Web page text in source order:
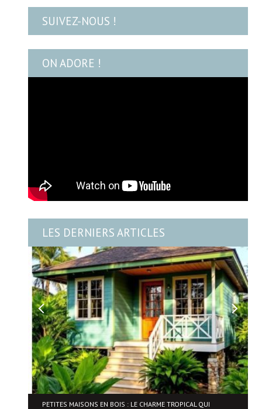
SUIVEZ-NOUS !
ON ADORE !
LES DERNIERS ARTICLES
PETITES MAISONS EN BOIS : LE CHARME TROPICAL QUI